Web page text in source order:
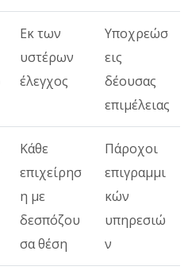
Εκ των
υστέρων
έλεγχος
Υποχρεώσ
εις
δέουσας
επιμέλειας
Κάθε
επιχείρησ
η με
δεσπόζου
σα θέση
Πάροχοι
επιγραμμι
κών
υπηρεσιώ
ν